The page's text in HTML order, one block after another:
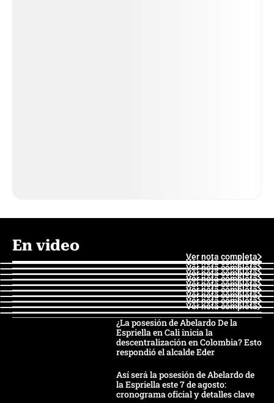
En video
Ver nota completa
Ver nota completa
Ver nota completa
Ver nota completa
Ver nota completa
Ver nota completa
Ver nota completa
Ver nota completa
Ver nota completa
Ver nota completa
¿La posesión de Abelardo De la
Espriella en Cali inicia la
descentralización en Colombia? Esto
respondió el alcalde Eder
Así será la posesión de Abelardo de
la Espriella este 7 de agosto:
cronograma oficial y detalles clave